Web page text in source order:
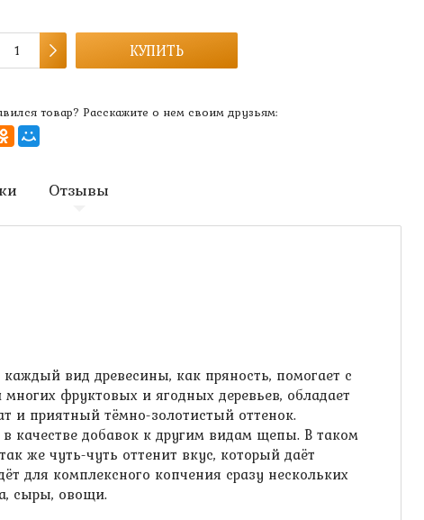
КУПИТЬ
товар? Расскажите о нем своим друзьям:
Отзывы
вид древесины, как пряность, помогает с
многих фруктовых и ягодных деревьев, обладает
и приятный тёмно-золотистый оттенок.
качестве добавок к другим видам щепы. В таком
же чуть-чуть оттенит вкус, который даёт
для комплексного копчения сразу нескольких
сыры, овощи.